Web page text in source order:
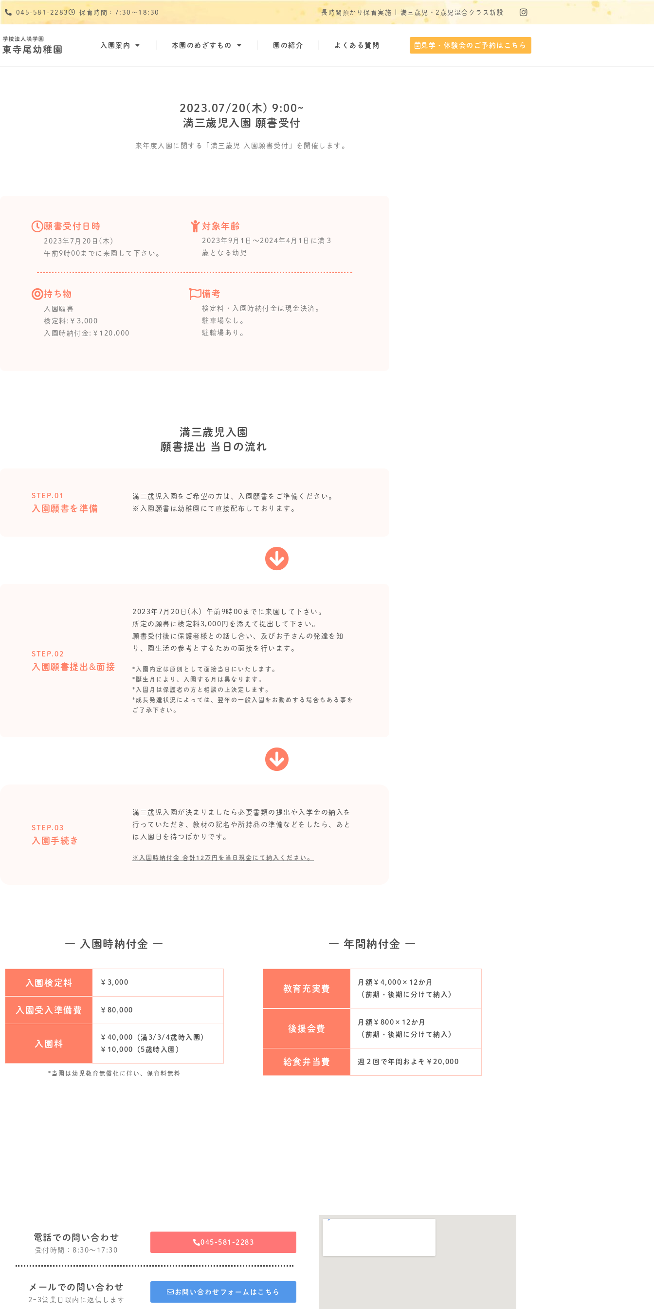
045-581-2283 保育時間：7:30〜18:30 長時間預かり保育実施 | 満三歳児・2歳児混合クラス新設
入園案内 本園のめざすもの 園の紹介 よくある質問 見学・体験会のご予約はこちら
2023.07/20(木) 9:00~
満三歳児入園 願書受付
来年度入園に関する「満三歳児 入園願書受付」を開催します。
願書受付日時
2023年7月20日(木）
午前9時00までに来園して下さい。
対象年齢
2023年9月1日～2024年4月1日に満３
歳となる幼児
持ち物
入園願書
検定料:￥3,000
入園時納付金:￥120,000
備考
検定料・入園時納付金は現金決済。
駐車場なし。
駐輪場あり。
満三歳児入園
願書提出 当日の流れ
STEP.01
入園願書を準備
満三歳児入園をご希望の方は、入園願書をご準備ください。
※入園願書は幼稚園にて直接配布しております。
STEP.02
入園願書提出&面接
2023年7月20日(木）午前9時00までに来園して下さい。
所定の願書に検定料3,000円を添えて提出して下さい。
願書受付後に保護者様との話し合い、及びお子さんの発達を知
り、園生活の参考とするための面接を行います。
*入園内定は原則として面接当日にいたします。
*誕生月により、入園する月は異なります。
*入園月は保護者の方と相談の上決定します。
*成長発達状況によっては、翌年の一般入園をお勧めする場合もある事を
ご了承下さい。
STEP.03
入園手続き
満三歳児入園が決まりましたら必要書類の提出や入学金の納入を
行っていただき、教材の記名や所持品の準備などをしたら、あと
は入園日を待つばかりです。
※入園時納付金 合計12万円を当日現金にて納入ください。
― 入園時納付金 ―
入園検定料 ￥3,000
入園受入準備費 ￥80,000
入園料
￥40,000（満3/3/4歳時入園）
￥10,000（5歳時入園）
*当園は幼児教育無償化に伴い、保育料無料
― 年間納付金 ―
教育充実費
月額￥4,000×12か月
（前期・後期に分けて納入）
後援会費
月額￥800×12か月
（前期・後期に分けて納入）
給食弁当費 週２回で年間およそ￥20,000
電話での問い合わせ
受付時間：8:30〜17:30
045-581-2283
メールでの問い合わせ
2~3営業日以内に返信します
お問い合わせフォームはこちら